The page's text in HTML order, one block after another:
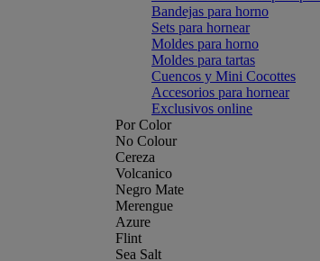
Bandejas para horno
Sets para hornear
Moldes para horno
Moldes para tartas
Cuencos y Mini Cocottes
Accesorios para hornear
Exclusivos online
Por Color
No Colour
Cereza
Volcanico
Negro Mate
Merengue
Azure
Flint
Sea Salt